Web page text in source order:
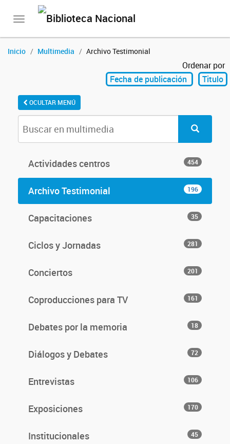
Toggle
Inicio Multimedia Archivo Testimonial
Ordenar por
Fecha de publicación
Titulo
OCULTAR MENÚ
Actividades centros 454
Archivo Testimonial 196
Capacitaciones 35
Ciclos y Jornadas 281
Conciertos 201
Coproducciones para TV 161
Debates por la memoria 18
Diálogos y Debates 72
Entrevistas 106
Exposiciones 170
Institucionales 45